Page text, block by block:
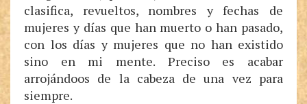
clasifica, revueltos, nombres y fechas de
mujeres y días que han muerto o han pasado,
con los días y mujeres que no han existido
sino en mi mente. Preciso es acabar
arrojándoos de la cabeza de una vez para
siempre.